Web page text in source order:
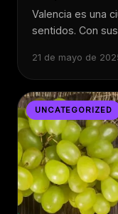
Valencia es una
sentidos. Con
21 de mayo de
UNCATEGORIZED